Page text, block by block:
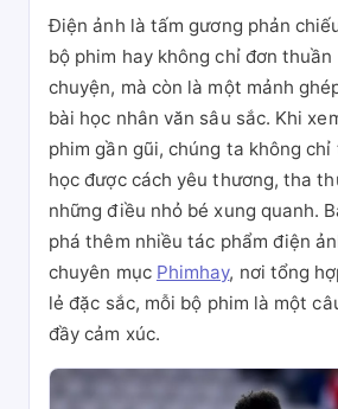
Điện ảnh là tấm gương phản
bộ phim hay không chỉ đơn thuần
chuyện, mà còn là một mảnh
bài học nhân văn sâu sắc. Khi
phim gần gũi, chúng ta không
học được cách yêu thương, tha
những điều nhỏ bé xung quanh.
phá thêm nhiều tác phẩm điện
chuyên mục Phimhay, nơi tổng
lẻ đặc sắc, mỗi bộ phim là một
đầy cảm xúc.